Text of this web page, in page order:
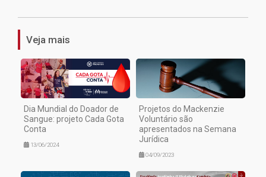
Veja mais
Dia Mundial do Doador de
Sangue: projeto Cada Gota
Conta
13/06/2024
Projetos do Mackenzie
Voluntário são
apresentados na Semana
Jurídica
04/09/2023